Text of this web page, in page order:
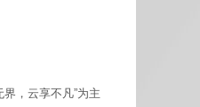
，云享不凡”为主